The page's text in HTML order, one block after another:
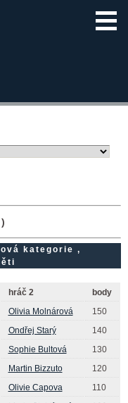
)
kategorie ,
hráč 2
body
Olivia Molnárová
150
Ondřej Starý
140
Sophie Bultová
130
Martin Bizzuto
120
Olivie Capova
110